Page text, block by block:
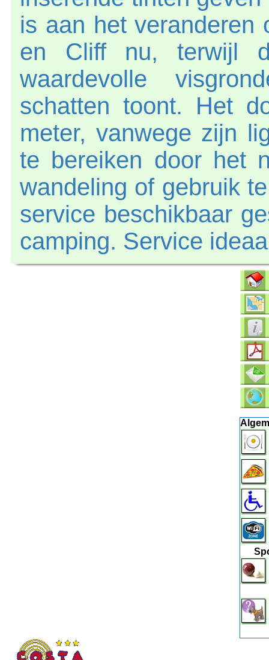
is aan het veranderen
en Cliff nu, terwijl
waardevolle
schatten toont. Het
meter, vanwege zijn
te bereiken door het
wandeling of gebruik
service beschikbaar
camping. Service